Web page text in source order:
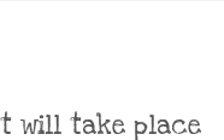
it will take place